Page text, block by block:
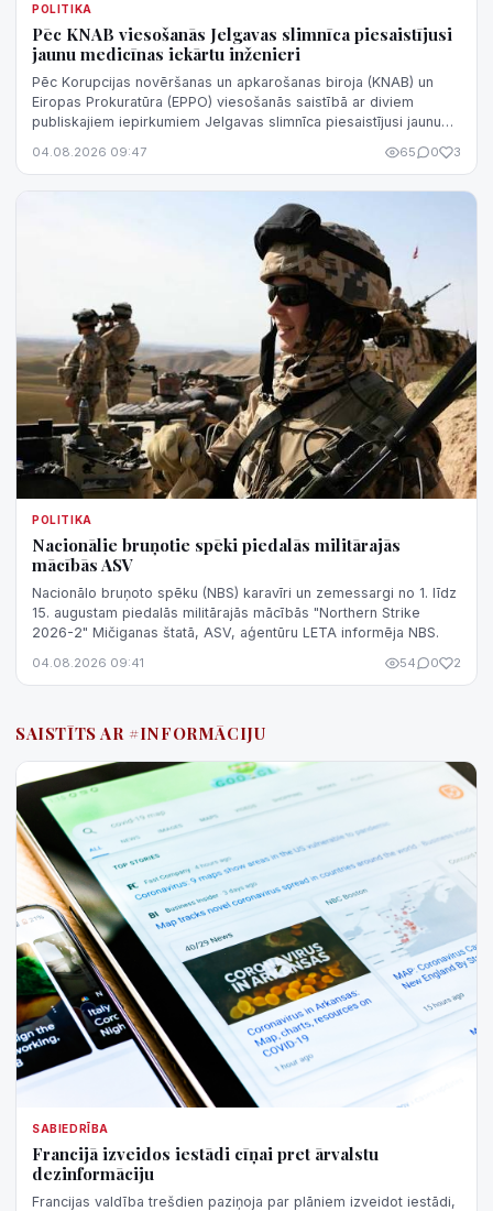
POLITIKA
Pēc KNAB viesošanās Jelgavas slimnīca piesaistījusi
jaunu medicīnas iekārtu inženieri
Pēc Korupcijas novēršanas un apkarošanas biroja (KNAB) un
Eiropas Prokuratūra (EPPO) viesošanās saistībā ar diviem
publiskajiem iepirkumiem Jelgavas slimnīca piesaistījusi jaunu
04.08.2026 09:47 65 0 3
POLITIKA
Nacionālie bruņotie spēki piedalās militārajās
mācībās ASV
Nacionālo bruņoto spēku (NBS) karavīri un zemessargi no 1. līdz
15. augustam piedalās militārajās mācībās "Northern Strike
2026-2" Mičiganas štatā, ASV, aģentūru LETA informēja NBS.
04.08.2026 09:41 54 0 2
SAISTĪTS AR #INFORMĀCIJU
SABIEDRĪBA
Francijā izveidos iestādi cīņai pret ārvalstu
dezinformāciju
Francijas valdība trešdien paziņoja par plāniem izveidot iestādi,